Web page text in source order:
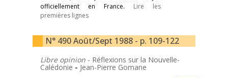
officiellement en France. Lire les
premières lignes
N° 490 Août/Sept 1988 - p. 109-122
Libre opinion - Réflexions sur la Nouvelle-
Calédonie - Jean-Pierre Gomane